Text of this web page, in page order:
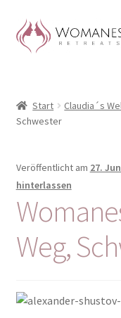
Zur
Navigation
Zum
Inhalt
Blog
CLAUDIA TAVERNA
Woman-Circle
Erfahrungen
Warenkorb
Start Claudia´s
Schwester
Veröffentlicht am 27.
hinterlassen
Weg,